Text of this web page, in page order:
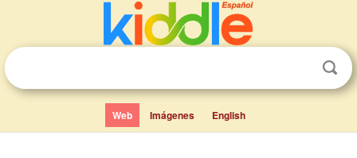
Web Imágenes English